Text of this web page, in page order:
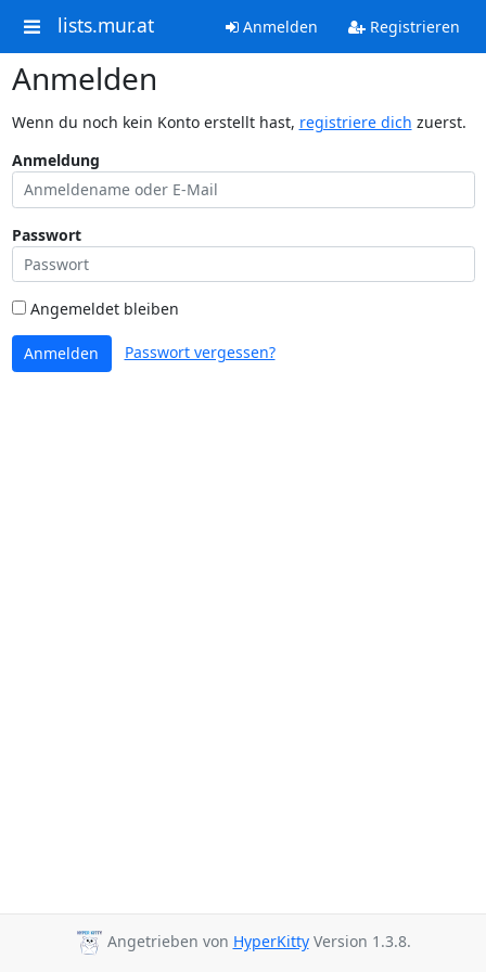
lists.mur.at Anmelden Registrieren
Anmelden
Wenn du noch kein Konto erstellt hast, registriere dich zuerst.
Anmeldung
Passwort
Angemeldet bleiben
Anmelden Passwort vergessen?
Angetrieben von HyperKittyVersion 1.3.8.